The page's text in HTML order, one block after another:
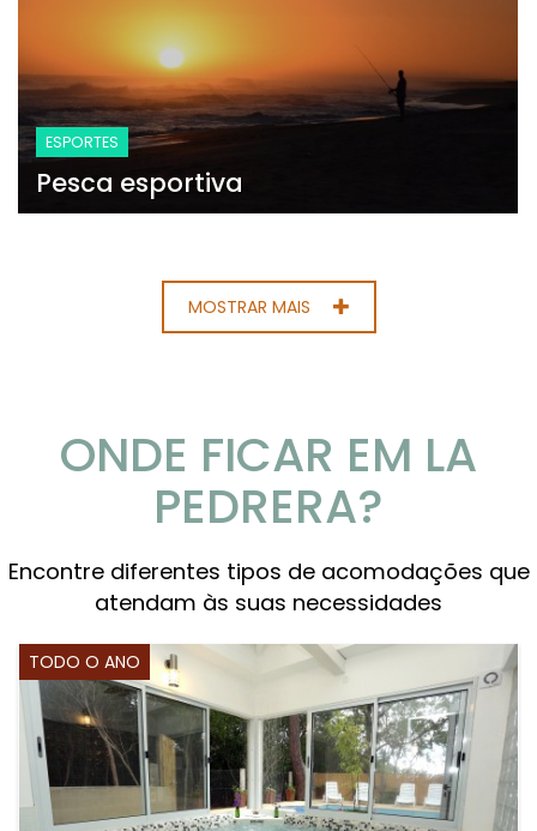
ESPORTES
Pesca esportiva
MOSTRAR MAIS
ONDE FICAR EM LA
PEDRERA?
Encontre diferentes tipos de acomodações que
atendam às suas necessidades
TODO O ANO